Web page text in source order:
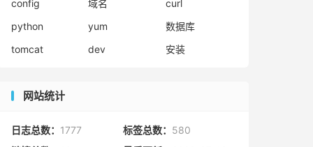
config 域名
curl
python
yum
数据库
tomcat
dev 安装
网站统计
日志总数： 1777 标签总数： 580